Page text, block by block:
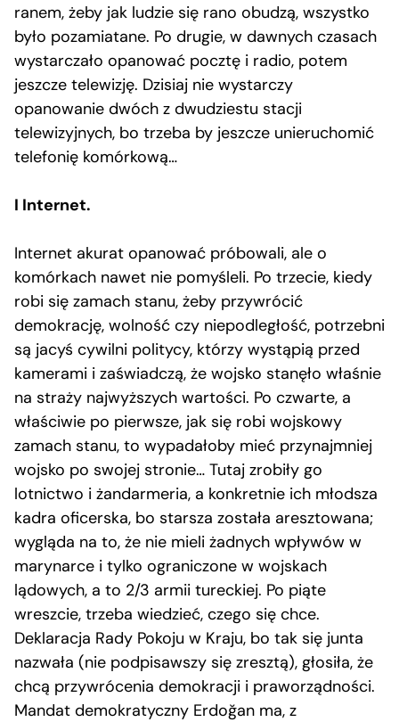
ranem, żeby jak ludzie się rano obudzą, wszystko
było pozamiatane. Po drugie, w dawnych czasach
wystarczało opanować pocztę i radio, potem
jeszcze telewizję. Dzisiaj nie wystarczy
opanowanie dwóch z dwudziestu stacji
telewizyjnych, bo trzeba by jeszcze unieruchomić
telefonię komórkową…
I Internet.
Internet akurat opanować próbowali, ale o
komórkach nawet nie pomyśleli. Po trzecie, kiedy
robi się zamach stanu, żeby przywrócić
demokrację, wolność czy niepodległość, potrzebni
są jacyś cywilni politycy, którzy wystąpią przed
kamerami i zaświadczą, że wojsko stanęło właśnie
na straży najwyższych wartości. Po czwarte, a
właściwie po pierwsze, jak się robi wojskowy
zamach stanu, to wypadałoby mieć przynajmniej
wojsko po swojej stronie… Tutaj zrobiły go
lotnictwo i żandarmeria, a konkretnie ich młodsza
kadra oficerska, bo starsza została aresztowana;
wygląda na to, że nie mieli żadnych wpływów w
marynarce i tylko ograniczone w wojskach
lądowych, a to 2/3 armii tureckiej. Po piąte
wreszcie, trzeba wiedzieć, czego się chce.
Deklaracja Rady Pokoju w Kraju, bo tak się junta
nazwała (nie podpisawszy się zresztą), głosiła, że
chcą przywrócenia demokracji i praworządności.
Mandat demokratyczny Erdoğan ma, z